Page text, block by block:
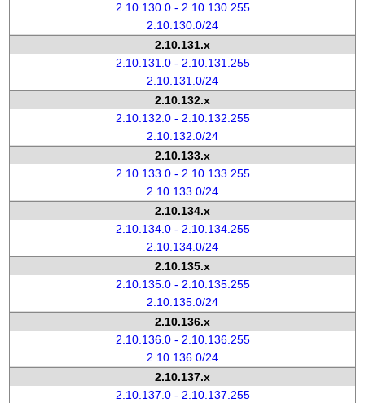
2.10.130.0 - 2.10.130.255
2.10.130.0/24
2.10.131.x
2.10.131.0 - 2.10.131.255
2.10.131.0/24
2.10.132.x
2.10.132.0 - 2.10.132.255
2.10.132.0/24
2.10.133.x
2.10.133.0 - 2.10.133.255
2.10.133.0/24
2.10.134.x
2.10.134.0 - 2.10.134.255
2.10.134.0/24
2.10.135.x
2.10.135.0 - 2.10.135.255
2.10.135.0/24
2.10.136.x
2.10.136.0 - 2.10.136.255
2.10.136.0/24
2.10.137.x
2.10.137.0 - 2.10.137.255